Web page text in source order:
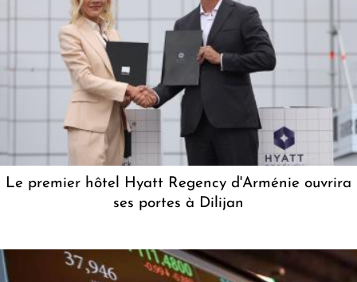
Le premier hôtel Hyatt Regency d'Arménie ouvrira
ses portes à Dilijan